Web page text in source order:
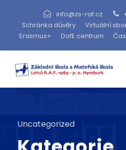
info@zs-raf.cz
Schránka důvěry
Virtuální
Erasmus+
DofE centrum
Uncategorized